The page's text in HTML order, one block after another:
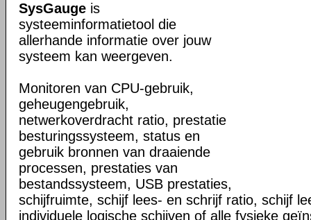
SysGauge is
systeeminformatietool die
allerhande informatie over jouw
systeem kan weergeven.
Monitoren van CPU-gebruik,
geheugengebruik,
netwerkoverdracht ratio, prestatie
besturingssysteem, status en
gebruik bronnen van draaiende
processen, prestaties van
bestandssysteem, USB prestaties,
schijfruimte, schijf lees- en schrijf ratio, schijf
individuele logische schijven of alle fysieke